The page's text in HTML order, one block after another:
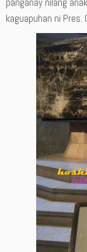
kaguapuhan ni